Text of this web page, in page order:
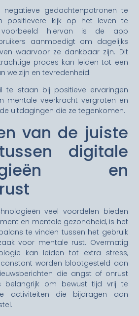
gedachtenpatronen te
positievere kijk op het leven te
voorbeeld hiervan is de app
aanmoedigt om dagelijks
waarvoor ze dankbaar zijn. Dit
proces kan leiden tot een
welzijn en tevredenheid.
te staan bij positieve ervaringen
mentale veerkracht vergroten en
uitdagingen die ze tegenkomen.
van de juiste
digitale
en
veel voordelen bieden
en mentale gezondheid, is het
te vinden tussen het gebruik
voor mentale rust. Overmatig
kan leiden tot extra stress,
worden blootgesteld aan
die angst of onrust
belangrijk om bewust tijd vrij te
activiteiten die bijdragen aan